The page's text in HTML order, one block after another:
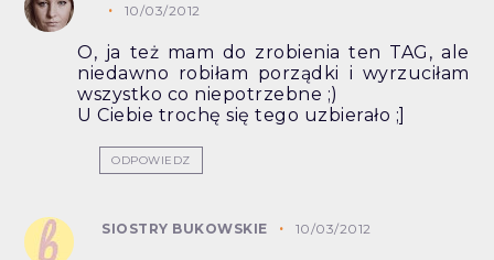
10/03/2012
O, ja też mam do zrobienia ten TAG, ale
niedawno robiłam porządki i wyrzuciłam
wszystko co niepotrzebne ;)
U Ciebie trochę się tego uzbierało ;]
ODPOWIEDZ
SIOSTRY BUKOWSKIE 10/03/2012